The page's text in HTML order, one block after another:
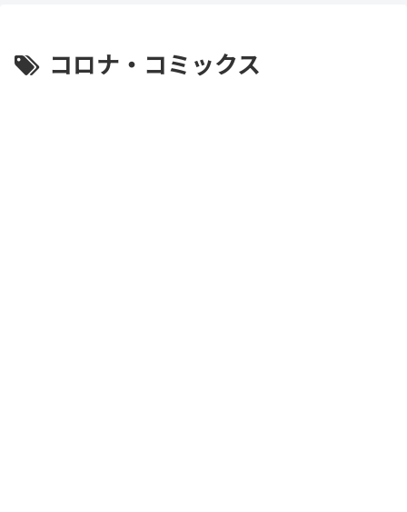
コロナ・コミックス